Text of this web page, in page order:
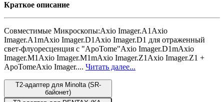
Краткое описание
Совместимые Микроскопы:Axio Imager.A1Axio
Imager.A1mAxio Imager.D1Axio Imager.D1 для отраженный
свет-флуоресценция с "ApoTome"Axio Imager.D1mAxio
Imager.M1Axio Imager.M1mAxio Imager.Z1Axio Imager.Z1 +
ApoTomeAxio Imager.... Читать далее...
T2-адаптер для Minolta (SR-
байонет)